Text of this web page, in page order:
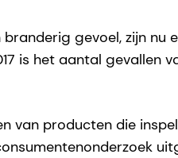
gevoel, zijn
is het aantal gevallen
van producten die